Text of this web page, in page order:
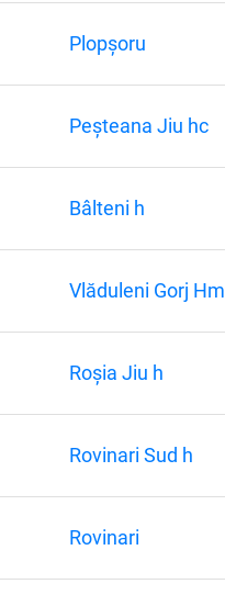
Plopșoru
Peșteana Jiu hc
Bâlteni h
Vlăduleni Gorj Hm
Roșia Jiu h
Rovinari Sud h
Rovinari